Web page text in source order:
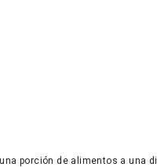
porción de alimentos a